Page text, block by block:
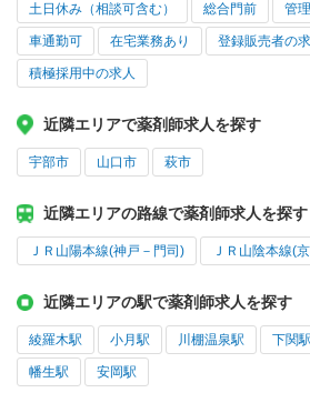
土日休み（相談可含む） 総合門前 管
車通勤可 在宅業務あり 登録販売者の
積極採用中の求人
近隣エリアで薬剤師求人を探す
宇部市 山口市 萩市
近隣エリアの路線で薬剤師求人を探す
ＪＲ山陽本線(神戸－門司) ＪＲ山陰本線(
近隣エリアの駅で薬剤師求人を探す
綾羅木駅 小月駅 川棚温泉駅 下関駅
幡生駅 安岡駅